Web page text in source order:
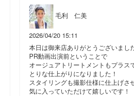
毛利 仁美
2026/04/20 15:11
本日は御来店ありがとうございました
PR動画出演前ということで
オージュアトリートメントもプラス
とりな仕上がりになりました！
スタイリングも撮影仕様に仕上げさ
気に入っていただけて嬉しいです！